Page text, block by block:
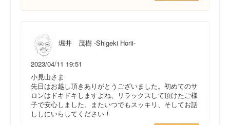
堀井 茂樹 -Shigeki Horii-
2023/04/11 19:51
小見山さま
先日はお越し頂きありがとうございました。初めてのサ
ロンはドキドキしますよね、リラックスして頂けたご様
子で安心しました。またいつでもスッキリ、そしてお話
ししにいらしてください！